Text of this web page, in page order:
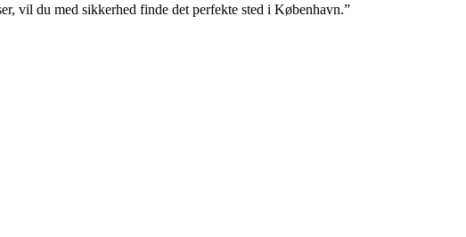
vil du med sikkerhed finde det perfekte sted i København.”